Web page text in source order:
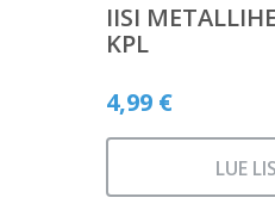
IISI
KPL
4,99 €
LUE